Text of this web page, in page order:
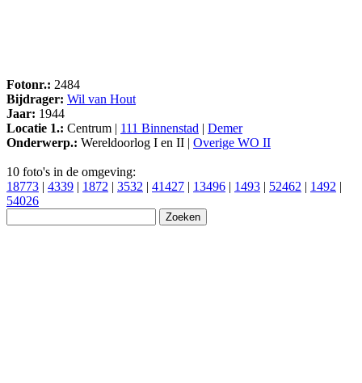
Fotonr.: 2484
Bijdrager: Wil van Hout
Jaar: 1944
Locatie 1.: Centrum | 111 Binnenstad | Demer
Onderwerp.: Wereldoorlog I en II | Overige WO II
10 foto's in de omgeving:
18773 | 4339 | 1872 | 3532 | 41427 | 13496 | 1493 | 52462 | 1492 |
54026